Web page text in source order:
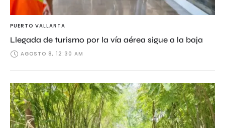
PUERTO VALLARTA
Llegada de turismo por la vía aérea sigue a la baja
AGOSTO 8, 12:30 AM